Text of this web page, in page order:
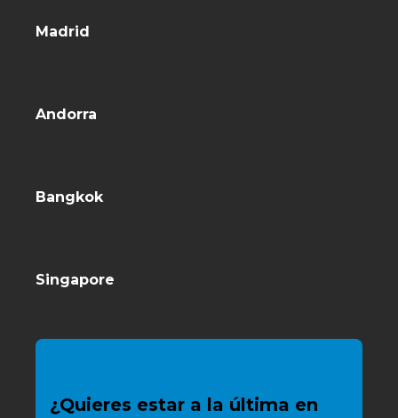
Madrid
Andorra
Bangkok
Singapore
¿Quieres estar a la última en